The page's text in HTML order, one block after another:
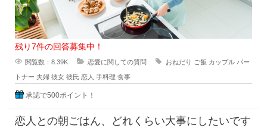
残り7件の回答募集中！
閲覧数：8.39K 恋愛に関しての質問 おねだり ご飯 カップル パー
トナー 夫婦 彼女 彼氏 恋人 手料理 食事
承認で500ポイント！
恋人との朝ごはん、どれくらい大事にしたいです